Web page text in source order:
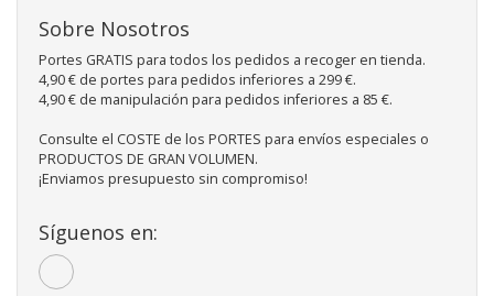
Sobre Nosotros
Portes GRATIS para todos los pedidos a recoger en tienda.
4,90 € de portes para pedidos inferiores a 299 €.
4,90 € de manipulación para pedidos inferiores a 85 €.
Consulte el COSTE de los PORTES para envíos especiales o
PRODUCTOS DE GRAN VOLUMEN.
¡Enviamos presupuesto sin compromiso!
Síguenos en: